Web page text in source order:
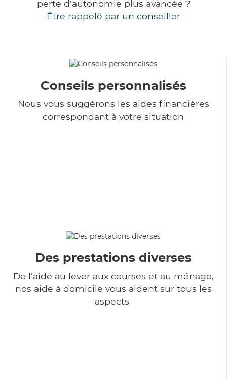
perte d'autonomie plus avancée ?
Être rappelé par un conseiller
Conseils personnalisés
Nous vous suggérons les aides financières
correspondant à votre situation
Des prestations diverses
De l'aide au lever aux courses et au ménage,
nos aide à domicile vous aident sur tous les
aspects